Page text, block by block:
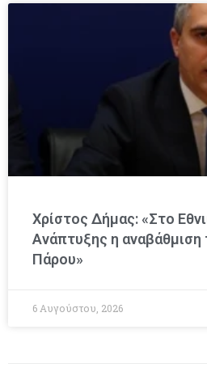
Χρίστος Δήμας: «Στο
Ανάπτυξης η
Πάρου»
6 Αυγούστου, 2026